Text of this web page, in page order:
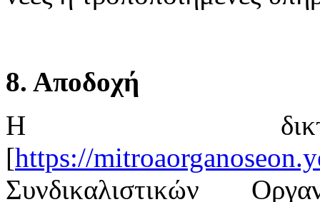
8. Αποδοχή
Η
[https://
Συνδικαλιστικών